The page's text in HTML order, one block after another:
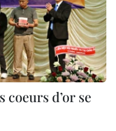
coeurs d’or se